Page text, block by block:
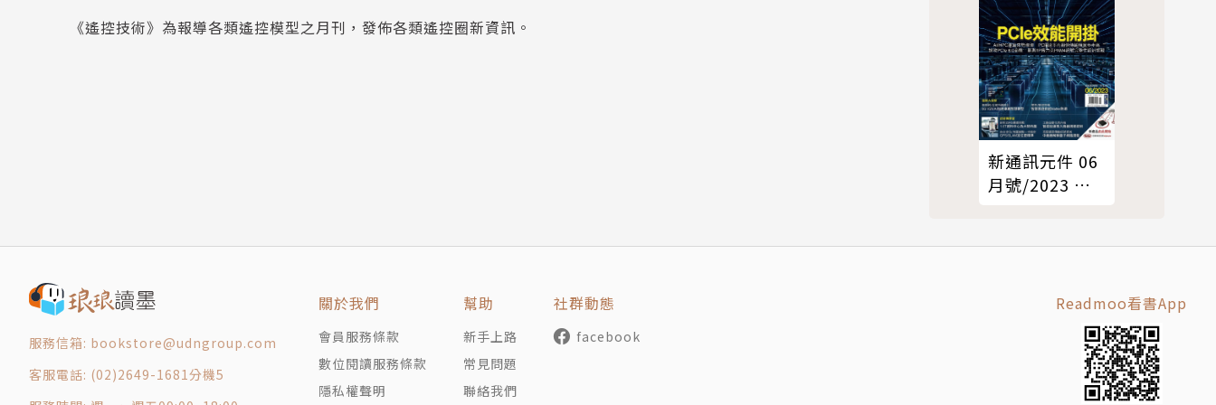
《遙控技術》為報導各類遙控模型之月刊，發佈各類遙控圈新資訊。
新通訊元件 06
月號/2023 第
服務信箱: bookstore@udngroup.com
客服電話: (02)2649-1681分機5
關於我們
會員服務條款
數位閱讀服務條款
隱私權聲明
幫助
新手上路
常見問題
聯絡我們
社群動態
facebook
Readmoo看書App